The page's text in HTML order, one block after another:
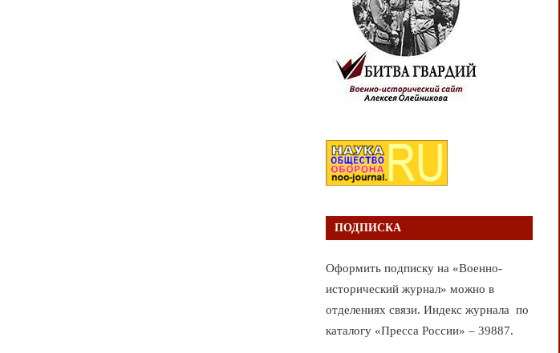
ПОДПИСКА
Оформить подписку на «Военно-
исторический журнал» можно в
отделениях связи. Индекс журнала по
каталогу «Пресса России» – 39887.